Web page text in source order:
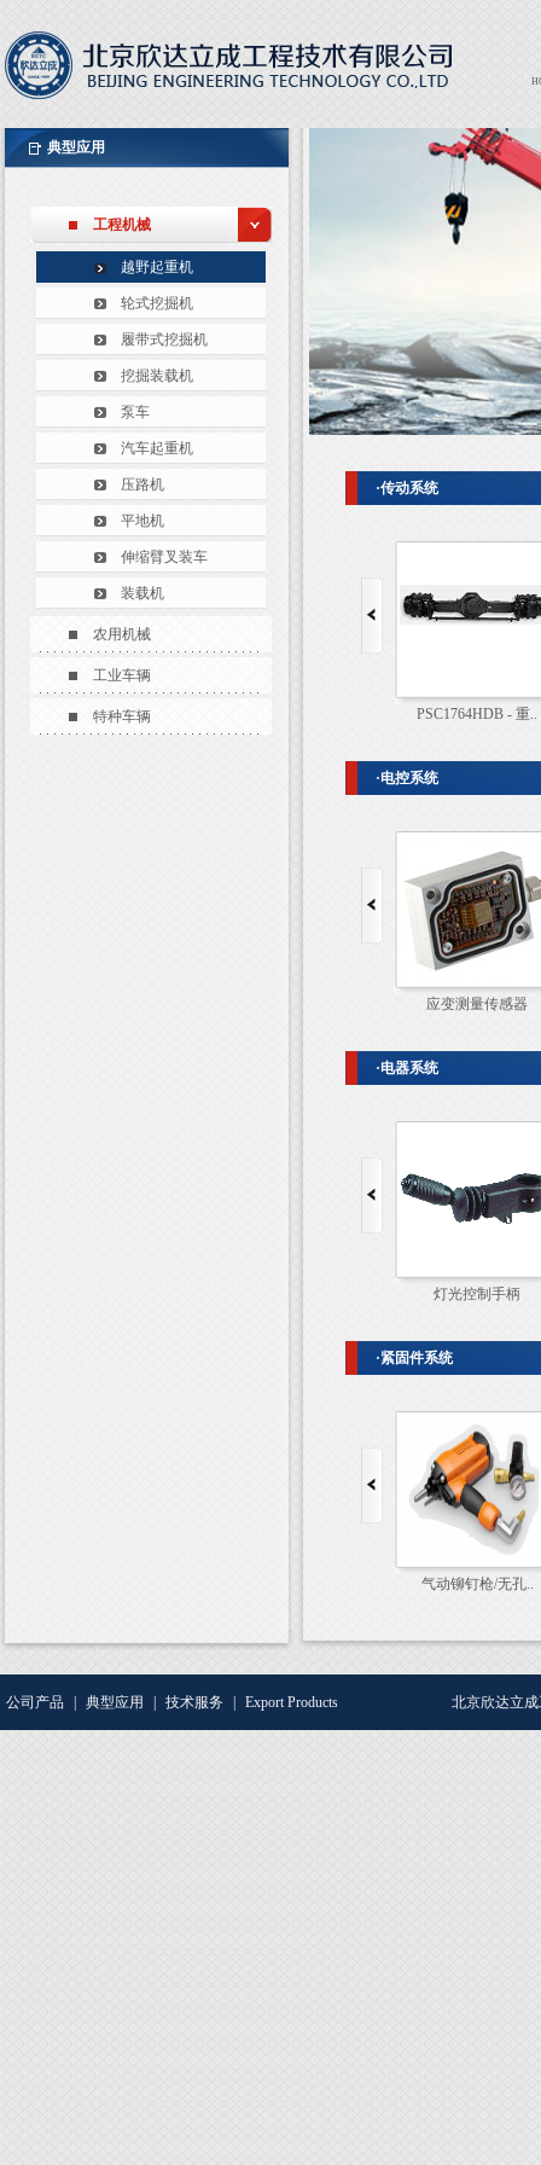
典型应用
工程机械
越野起重机
轮式挖掘机
履带式挖掘机
挖掘装载机
泵车
汽车起重机
压路机
平地机
伸缩臂叉装车
装载机
农用机械
工业车辆
特种车辆
·传动系统
PSC1764HDB - 重..
·电控系统
应变测量传感器
·电器系统
灯光控制手柄
·紧固件系统
气动铆钉枪/无孔..
公司产品 典型应用 技术服务 Export Products 北京欣达立成